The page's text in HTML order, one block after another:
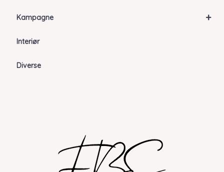
+
Kampagne
Interiør
Diverse